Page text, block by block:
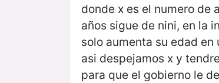
donde x es el numero de
años sigue de nini, en la
solo aumenta su edad
asi despejamos x y
para que el gobierno le